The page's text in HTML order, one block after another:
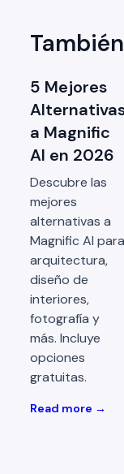
5 Mejores
a Magnific
AI en 2026
Descubre las
mejores
alternativas a
Magnific AI para
arquitectura,
diseño de
interiores,
fotografía y
más. Incluye
opciones
gratuitas.
Read more →